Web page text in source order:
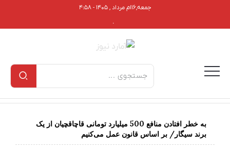
جمعه,۱۶ام مرداد , ۱۴۰۵ - ۴:۵۸
.
به خطر افتادن منافع 500 میلیارد تومانی قاچاقچیان از یک
برند سیگار/ بر اساس قانون عمل می‌کنیم